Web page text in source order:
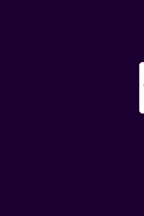
است قیمت بالاتری داشته
بهتری دارند.
و با قیمت مناسب